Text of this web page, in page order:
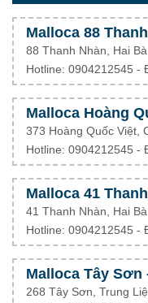
Malloca 88
88 Thanh Nhàn, Hai
Hotline: 0904212545 -
Malloca Hoàng
373 Hoàng Quốc Việt,
Hotline: 0904212545 -
Malloca 41
41 Thanh Nhàn, Hai
Hotline: 0904212545 -
Malloca Tây Sơn
268 Tây Sơn, Trung